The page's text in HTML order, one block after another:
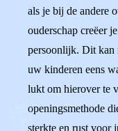
als je bij de andere
ouderschap creëer
persoonlijk. Dit kan
uw kinderen eens
lukt om hierover te
openingsmethode
sterkte en rust voor